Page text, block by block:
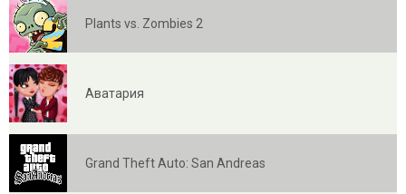
Plants vs. Zombies 2
Аватария
Grand Theft Auto: San Andreas